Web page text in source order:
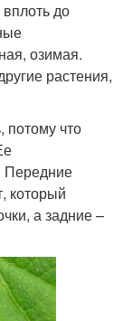
до
озимая.
растения,
потому что
Передние
который
а задние –